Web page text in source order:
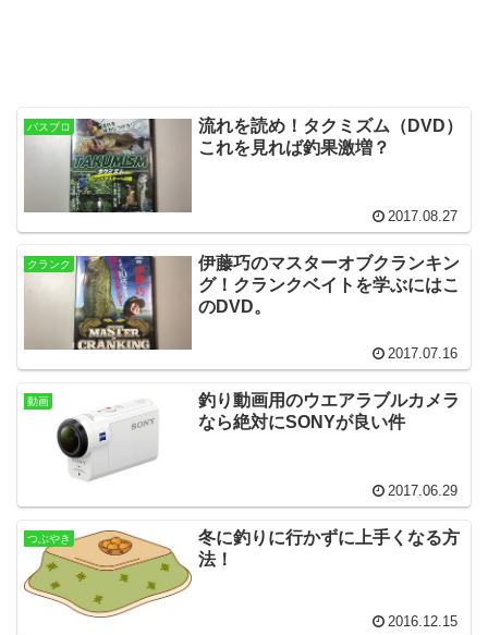
バスプロ
流れを読め！タクミズム（DVD）
これを見れば釣果激増？
2017.08.27
クランク
伊藤巧のマスターオブクランキン
グ！クランクベイトを学ぶにはこ
のDVD。
2017.07.16
動画
釣り動画用のウエアラブルカメラ
なら絶対にSONYが良い件
2017.06.29
つぶやき
冬に釣りに行かずに上手くなる方
法！
2016.12.15